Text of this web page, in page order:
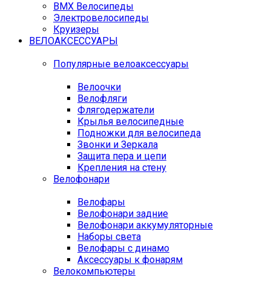
BMX Велосипеды
Электровелосипеды
Круизеры
ВЕЛОАКСЕССУАРЫ
Популярные велоаксессуары
Велоочки
Велофляги
Флягодержатели
Крылья велосипедные
Подножки для велосипеда
Звонки и Зеркала
Защита пера и цепи
Крепления на стену
Велофонари
Велофары
Велофонари задние
Велофонари аккумуляторные
Наборы света
Велофары с динамо
Аксессуары к фонарям
Велокомпьютеры